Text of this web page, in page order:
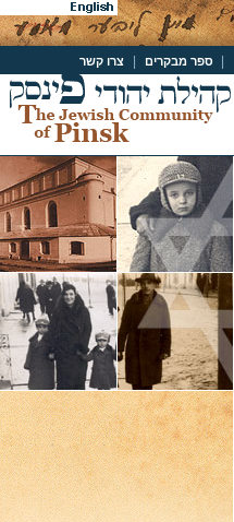
ספר מבקרים צרו קשר